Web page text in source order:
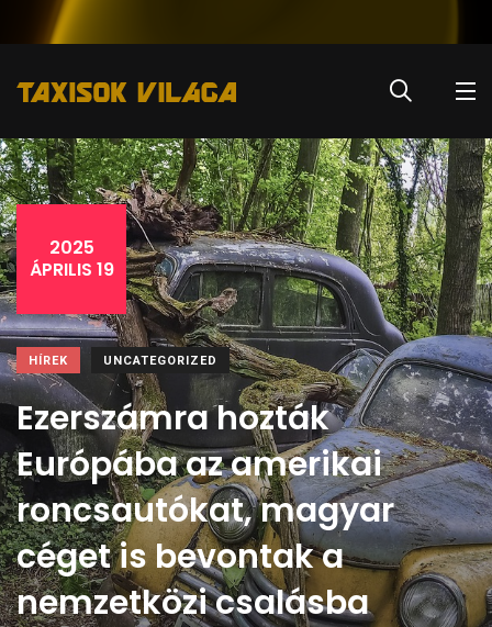
2025
ÁPRILIS 19
HÍREK UNCATEGORIZED
Ezerszámra hozták
Európába az amerikai
roncsautókat, magyar
céget is bevontak a
nemzetközi csalásba